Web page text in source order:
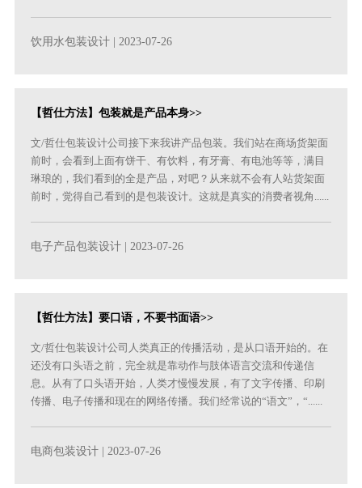
饮用水包装设计 | 2023-07-26
【哲仕方法】包装就是产品本身>>
文/哲仕包装设计公司接下来我讲产品包装。我们站在商场货架面
前时，会看到上面有饼干、有饮料，有牙膏、有电池等等，满目
琳琅的，我们看到的全是产品，对吧？从来就不会有人站货架面
前时，觉得自己看到的是包装设计。这就是真实的消费者视角......
电子产品包装设计 | 2023-07-26
【哲仕方法】要口语，不要书面语>>
文/哲仕包装设计公司人类真正的传播活动，是从口语开始的。在
还没有口头语之前，完全就是靠动作与肢体语言交流和传递信
息。从有了口头语开始，人类才慢慢发展，有了文字传播、印刷
传播、电子传播和现在的网络传播。我们经常说的“语文”，“......
电商包装设计 | 2023-07-26